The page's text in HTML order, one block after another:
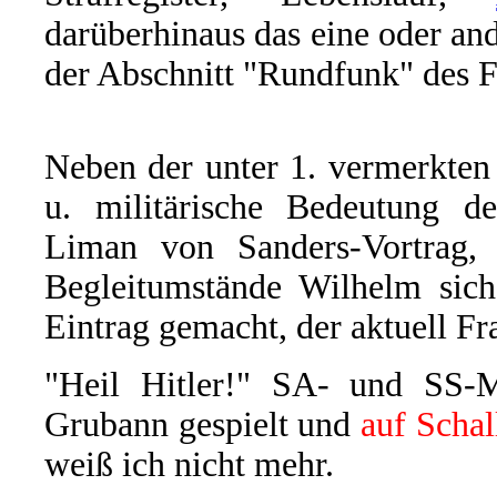
darüberhinaus das eine oder
der Abschnitt "Rundfunk" des
Neben der unter 1.
u. militärische Bedeutung
Liman von Sanders-
Begleitumstände Wilhelm
Eintrag gemacht, der aktuell
"Heil Hitler!" SA- und SS-
Grubann gespielt und auf
weiß ich nicht mehr.